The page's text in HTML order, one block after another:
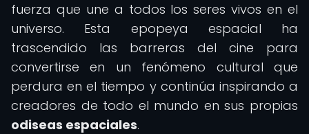
fuerza que une a todos los seres vivos en el
universo. Esta epopeya espacial ha
trascendido las barreras del cine para
convertirse en un fenómeno cultural que
perdura en el tiempo y continúa inspirando a
creadores de todo el mundo en sus propias
odiseas espaciales.